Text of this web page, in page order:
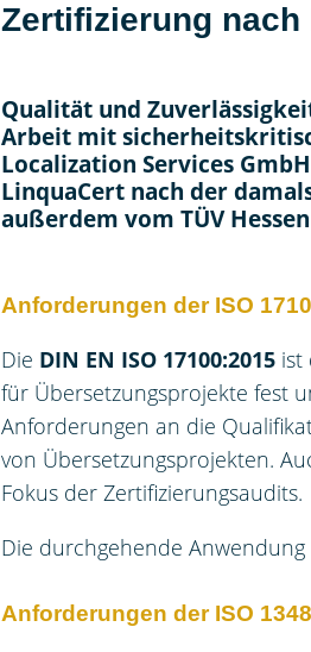
Zertifizierung nach
Qualität und
Arbeit mit
Localization Services
LinquaCert nach der
außerdem vom TÜV
Anforderungen der ISO
Die DIN EN ISO 17100:2015 ist
für Übersetzungsprojekte fest
Anforderungen an die
von Übersetzungsprojekten.
Fokus der Zertifizierungsaudits.
Die durchgehende
Anforderungen der ISO